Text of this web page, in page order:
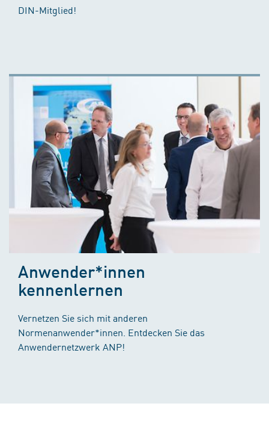
DIN-Mitglied!
Anwender*innen
kennenlernen
Vernetzen Sie sich mit anderen
Normenanwender*innen. Entdecken Sie das
Anwendernetzwerk ANP!